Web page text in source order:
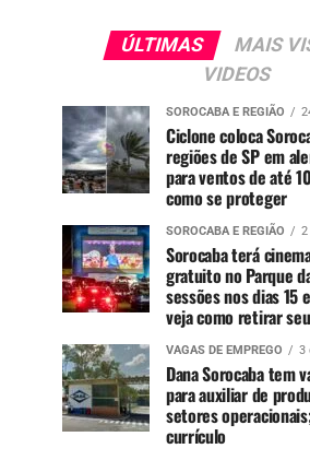
ÚLTIMAS
MAIS
VIDEOS
SOROCABA E REGIÃO
Ciclone coloca
regiões de SP em
para ventos de até
como se proteger
SOROCABA E REGIÃO 2
Sorocaba terá
gratuito no Parque
sessões nos dias 15
veja como retirar
VAGAS DE EMPREGO 3
Dana Sorocaba tem
para auxiliar de
setores
currículo